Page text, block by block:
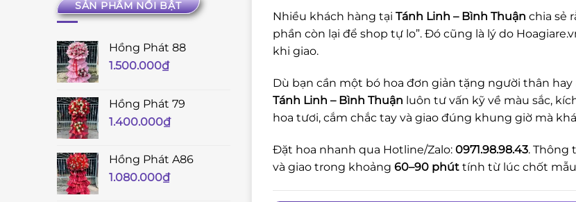
SẢN PHẨM NỔI BẬT
Hồng Phát 88
1.500.000₫
Hồng Phát 79
1.400.000₫
Hồng Phát A86
1.080.000₫
Nhiều khách hàng tại Tánh Linh – Bình Thuận chia sẻ
phần còn lại để shop tự lo”. Đó cũng là lý do
khi giao.
Dù bạn cần một bó hoa đơn giản tặng người thân
Tánh Linh – Bình Thuận luôn tư vấn kỹ về màu sắc,
hoa tươi, cắm chắc tay và giao đúng khung giờ mà
Đặt hoa nhanh qua Hotline/Zalo: 0971.98.98.43. Thông
và giao trong khoảng 60–90 phút tính từ lúc chốt